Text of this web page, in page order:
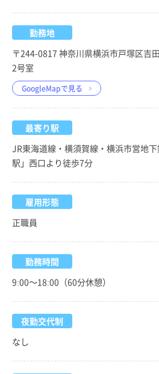
勤務地
〒244-0817 神奈川県横浜市戸塚区吉
2号室
GoogleMapで見る
最寄り駅
JR東海道線・横須賀線・横浜市営地
駅」西口より徒歩7分
雇用形態
正職員
勤務時間
9:00～18:00（60分休憩）
夜勤交代制
なし